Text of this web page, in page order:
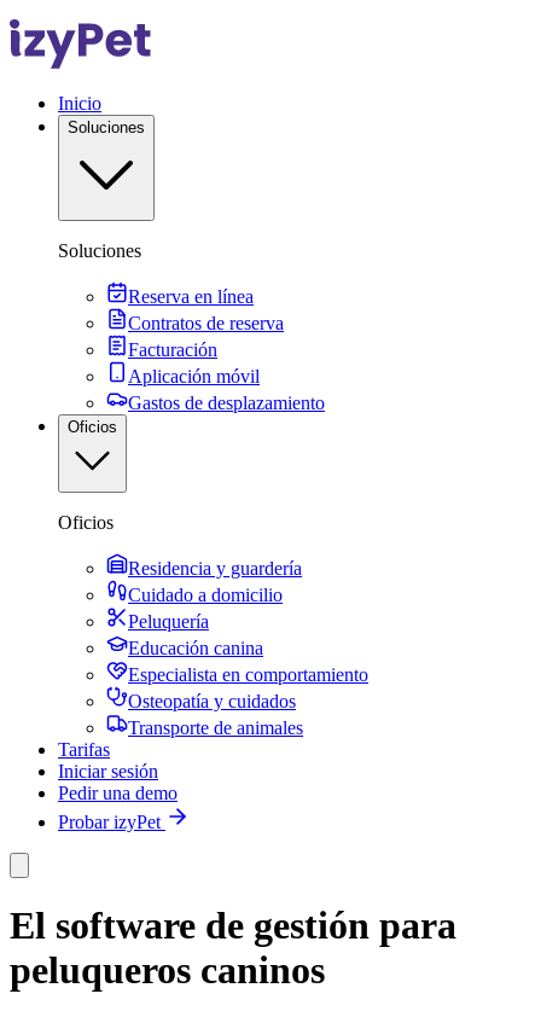
Inicio
Soluciones
Soluciones
Reserva en línea
Contratos de reserva
Facturación
Aplicación móvil
Gastos de desplazamiento
Oficios
Oficios
Residencia y guardería
Cuidado a domicilio
Peluquería
Educación canina
Especialista en comportamiento
Osteopatía y cuidados
Transporte de animales
Tarifas
Iniciar sesión
Pedir una demo
Probar izyPet
El software de gestión para
peluqueros caninos